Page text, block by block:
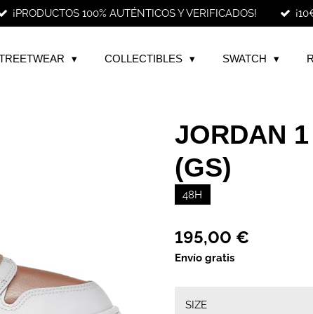
¡PRODUCTOS 100% AUTÉNTICOS Y VERIFICADOS!
COLLECTIBLES SWATCH
JORDAN
(GS)
48H
195,00 €
Envío gratis
SIZE